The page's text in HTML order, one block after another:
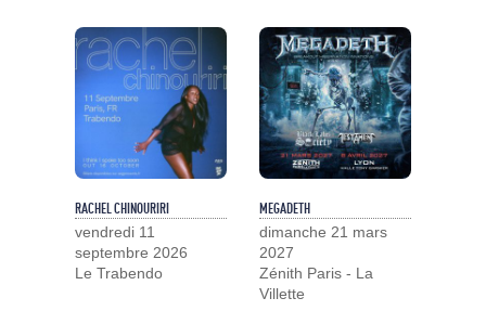
RACHEL CHINOURIRI
vendredi 11
septembre 2026
Le Trabendo
MEGADETH
dimanche 21 mars
2027
Zénith Paris - La
Villette